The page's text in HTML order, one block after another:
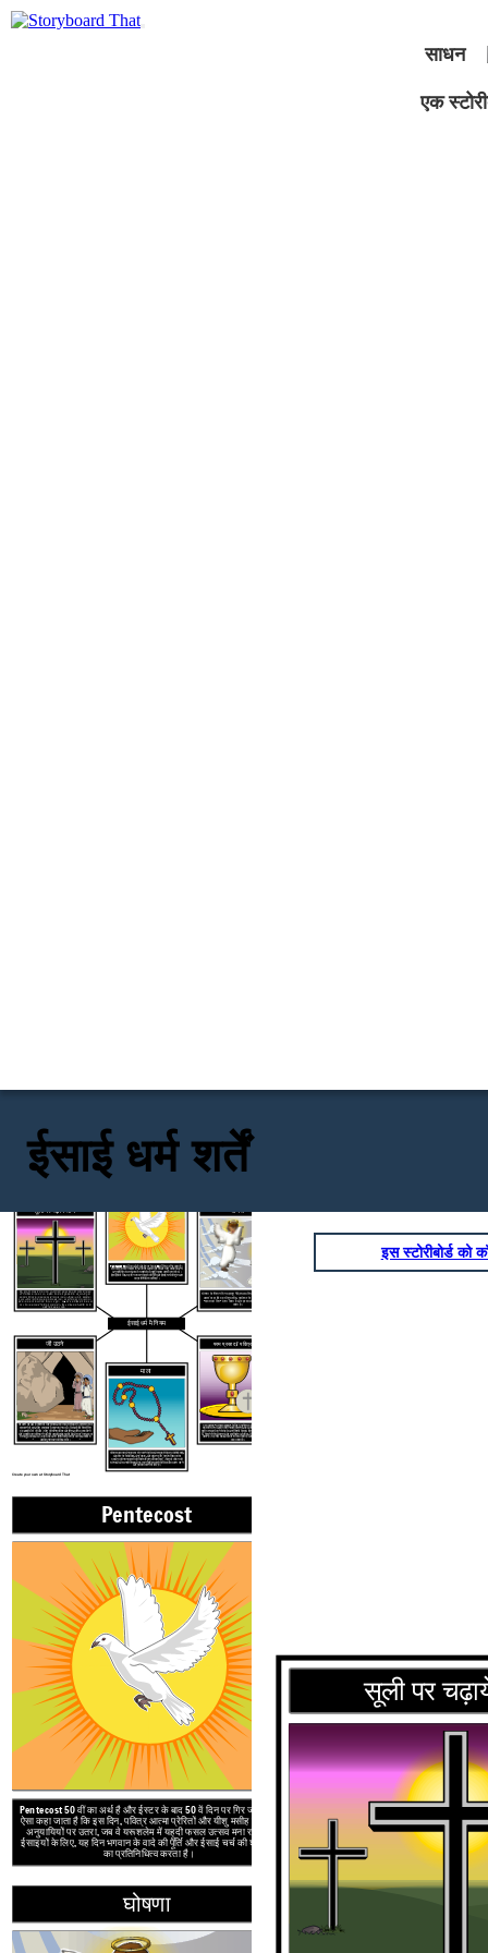
साधन
एक
ईसाई धर्म शर्तें
Create your own at Storyboard That
घोषणा
परम प्रसाद / पवित्र भोज
माला
जी उठने
सूली पर चढ़ाये जाने
Pentecost 50 वीं का अर्थ है और ईस्टर के बाद 50 वें दिन पर गिर जाता है।
ऐसा कहा जाता है कि इस दिन,पवित्र आत्मा प्रेरितों और यीशु मसीह के अन्य
अनुयायियों पर उतरा, जब वे यरूशलेम में यहूदी फसल उत्सव मना रहे थे।
ईसाइयों के लिए, यह दिन भगवान के वादे की पूर्ति औरईसाई चर्च की शुरुआत
का प्रतिनिधित्व करता है।
घोषणा के निशान दिन महादूत गेब्रियल मरियम का दौरा किया और
उससे कहा कि वह यीशु मसीह, परमेश्वर के पुत्र की मां हैं। इसे
"दावत का दिन" माना जाता है और हर साल 25 मार्च को मनाया
जाता है।
परम प्रसाद "धन्यवाद ज्ञापन" के लिए यूनानी शब्द से आता है और यह लास्ट
सपर की घटनाओं का प्रतिनिधित्व करता है,वह आखिरी भोजन यीशु ने अपने
सूली पर चढ़ाये जाने से पहले अपने शिष्यों के साथ किया था कि
में, यीशु ने रोटी और शराब को एक विशेष अर्थ दिया, जिसे यूचरिस्ट में याद किया
जाता है। यह चर्च सेवाओं के दौरान दिया जाता है और इसे होली कम्युनियन भी
कहा जाता है।
पवित्र माला प्रार्थना का एक सेट करने के लिए और समुद्री मील या मोती ईसाई,
आम तौर पर कैथोलिक, अंग्रेजवाद, और लूथरन द्वारा प्रयोग किया जाता
प्रार्थना की गणना करती की विशेष स्ट्रिंग को दर्शाता है।यीशु के जीवन की
घटनाओं और उनकी शिक्षाओंपर ध्यान केंद्रित करने के लिए माला धारण करने
और प्रार्थना करने के लिए है।
जी उठने का अर्थ है जीवन के लिए वापस आ रहा या मृत से बढ़ती। क्रूस पर मर
रहा करने के बाद, यीशु एक कब्र में दफनाया गया था। लिखा है कि तीसरे दिन
वह मृतकों में से जी उठा। यीशु की घनिष्ठ मित्र और शिष्य, मरियम मगदलीनी
और उसकी माता मरियम ने पाया कि उसकी कब्र खाली थी और भारी पत्थर एक
तरफ लुढ़का हुआ था। बाद में वह अपने शिष्यों के सामने प्रकट हुआ ताकि वे
उसके पुनरुत्थान को देख सकें।
यीशु को सूली पर चढ़ाने से मारा गया था, जो रोमनों द्वारा इस्तेमाल की जाने वाली यातना
और निष्पादन का एक रूप था। बाइबिल में सभी चार सुसमाचारों के अनुसार, यीशु को
यरूशलेम में गोलगोथा नामक एक पहाड़ी पर लाया गया था, जिसका अर्थ है "खोपड़ी का
स्थान", और दो चोरों के साथ क्रूस पर चढ़ाया गया। उनका निष्पादन "राजा का राजा"
होने का दावा करने के आरोप के लिए था। यहूदी"। वह 6 घंटे तक पीड़ित होने के बाद मर
गया। ऐसा कहा जाता है कि यीशु ने प्रार्थना की, "पिता, उन्हें क्षमा करें, क्योंकि वे नहीं
जानते कि वे क्या कर रहे हैं।"
ईसाई धर्म में नियम
Pentecost
Pentecost50 वीं का अर्थ है और ईस्टर के बाद 50 वें दिन पर गिर जाता है।
ऐसा कहा जाता है कि इस दिन,पवित्र आत्मा प्रेरितों और यीशु मसीह के अन्य
अनुयायियों पर उतरा, जब वे यरूशलेम में यहूदी फसल उत्सव मना रहे थे।
ईसाइयों के लिए, यह दिन भगवान के वादे की पूर्ति औरईसाई चर्च की शुरुआत
का प्रतिनिधित्व करता है।
उससे कहा कि वह यीशु मसीह,
"दावत का दिन" माना जाता है
घोषणा
घोषणा
इस स्टोरीबोर्ड को
सूली पर